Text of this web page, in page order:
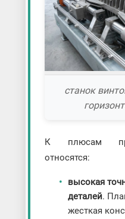
станок
К плюсам
относятся:
высокая
деталей.
жесткая